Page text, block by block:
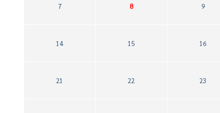
7 8 9
14 15 16
21 22 23